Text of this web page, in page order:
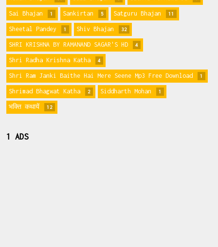
Sai Bhajan 1 Sankirtan 5 Satguru Bhajan 11
Sheetal Pandey 1 Shiv Bhajan 32
SHRI KRISHNA BY RAMANAND SAGAR'S HD 4
Shri Radha Krishna Katha 4
Shri Ram Janki Baithe Hai Mere Seene Mp3 Free Download 1
Shrimad Bhagwat Katha 2 Siddharth Mohan 1
भक्ति कथायें 12
1 ADS